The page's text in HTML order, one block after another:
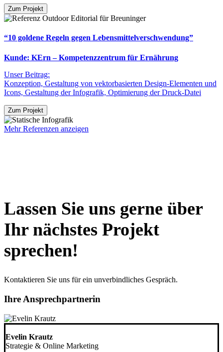
Zum Projekt
“10 goldene Regeln gegen Lebensmittelverschwendung”
Kunde: KErn – Kompetenzzentrum für Ernährung
Unser Beitrag:
Konzeption, Gestaltung von vektorbasierten Design-Elementen und
Icons, Gestaltung der Infografik, Optimierung der Druck-Datei
Zum Projekt
Mehr Referenzen anzeigen
Lassen Sie uns gerne über
Ihr nächstes Projekt
sprechen!
Kontaktieren Sie uns für ein unverbindliches Gespräch.
Ihre Ansprechpartnerin
Evelin Krautz
Strategie & Online Marketing